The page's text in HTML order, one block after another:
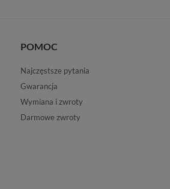
POMOC
Najczęstsze pytania
Gwarancja
Wymiana i zwroty
Darmowe zwroty